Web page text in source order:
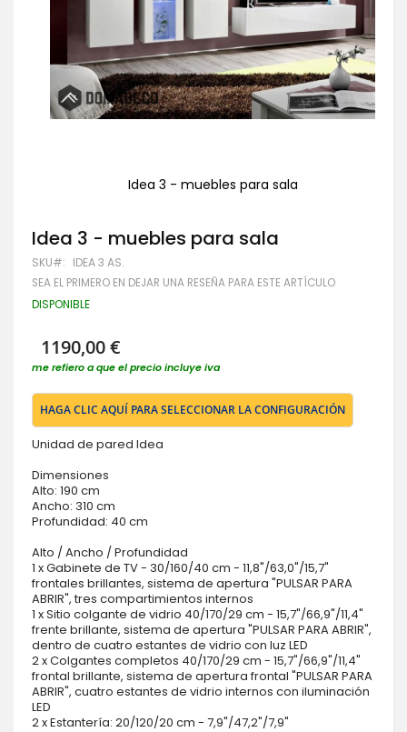
Idea 3 - muebles para sala
comienzo
la
galería
de
imágenes
Idea 3 - muebles para sala
SKU IDEA 3 AS.
SEA EL PRIMERO EN DEJAR UNA RESEÑA PARA ESTE ARTÍCULO
DISPONIBLE
1190,00 €
me refiero a que el precio incluye iva
HAGA CLIC AQUÍ PARA SELECCIONAR LA CONFIGURACIÓN
Unidad de pared Idea
Dimensiones
Alto: 190 cm
Ancho: 310 cm
Profundidad: 40 cm
Alto / Ancho / Profundidad
1 x Gabinete de TV - 30/160/40 cm - 11,8"/63,0"/15,7"
frontales brillantes, sistema de apertura "PULSAR PARA
ABRIR", tres compartimientos internos
1 x Sitio colgante de vidrio 40/170/29 cm - 15,7"/66,9"/11,4"
frente brillante, sistema de apertura "PULSAR PARA ABRIR",
dentro de cuatro estantes de vidrio con luz LED
2 x Colgantes completos 40/170/29 cm - 15,7"/66,9"/11,4"
frontal brillante, sistema de apertura frontal "PULSAR PARA
ABRIR", cuatro estantes de vidrio internos con iluminación
LED
2 x Estantería: 20/120/20 cm - 7,9"/47,2"/7,9"